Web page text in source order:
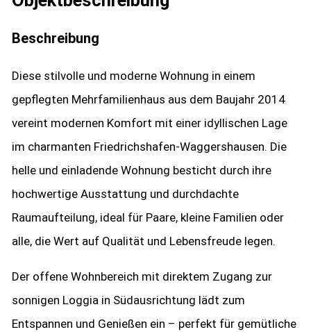
Beschreibung
Diese stilvolle und moderne Wohnung in einem
gepflegten Mehrfamilienhaus aus dem Baujahr 2014
vereint modernen Komfort mit einer idyllischen Lage
im charmanten Friedrichshafen-Waggershausen. Die
helle und einladende Wohnung besticht durch ihre
hochwertige Ausstattung und durchdachte
Raumaufteilung, ideal für Paare, kleine Familien oder
alle, die Wert auf Qualität und Lebensfreude legen.
Der offene Wohnbereich mit direktem Zugang zur
sonnigen Loggia in Südausrichtung lädt zum
Entspannen und Genießen ein – perfekt für gemütliche